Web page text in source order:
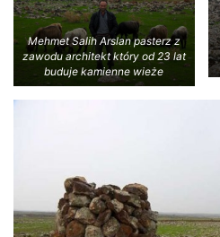
Mehmet Salih Arslan pasterz z
zawodu architekt który od 23 lat
buduje kamienne wieże